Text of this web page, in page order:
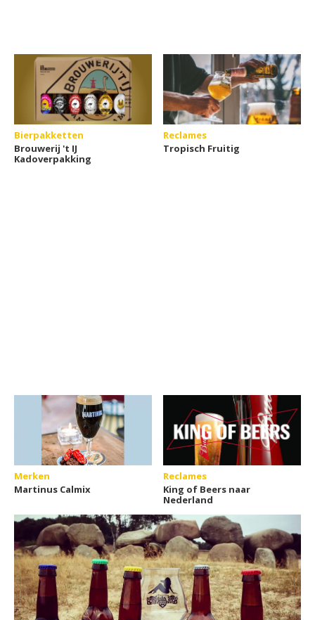
Bierpakketten
Brouwerij 't IJ
Kadoverpakking
Reclames
Tropisch Fruitig
Merken
Martinus Calmix
Reclames
King of Beers naar
Nederland